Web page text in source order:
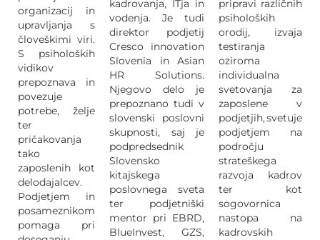
organizacij in
upravljanja s
človeškimi viri.
S psiholoških
vidikov
prepoznava in
povezuje
potrebe, želje
ter
pričakovanja
tako
zaposlenih kot
delodajalcev.
Podjetjem in
posameznikom
pomaga pri
kadrovanja, ITja in
vodenja. Je tudi
direktor podjetij
Cresco innovation
Slovenia in Asian
HR Solutions.
Njegovo delo je
prepoznano tudi v
slovenski poslovni
skupnosti, saj je
podpredsednik
Slovensko
kitajskega
poslovnega sveta
ter podjetniški
mentor pri EBRD,
BlueInvest, GZS,
pripravi različnih
psiholoških
orodij, izvaja
testiranja
oziroma
individualna
svetovanja za
zaposlene v
podjetjih, svetuje
podjetjem na
področju
strateškega
razvoja kadrov
ter kot
sogovornica
nastopa na
kadrovskih